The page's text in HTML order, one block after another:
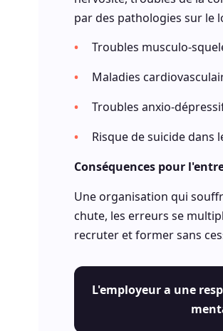
par des pathologies sur le
Troubles musculo-
Maladies
Troubles anxio-
Risque de suicide dans
Conséquences pour
Une organisation qui
chute, les erreurs se
recruter et former sans
L'employeur a une